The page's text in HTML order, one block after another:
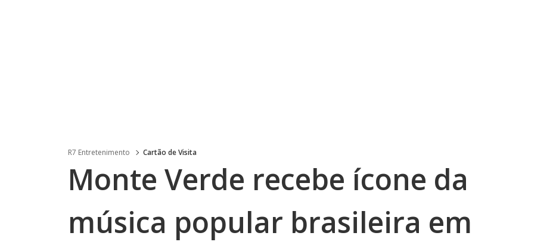
R7 Entretenimento Cartão de Visita
Monte Verde recebe ícone da
música popular brasileira em